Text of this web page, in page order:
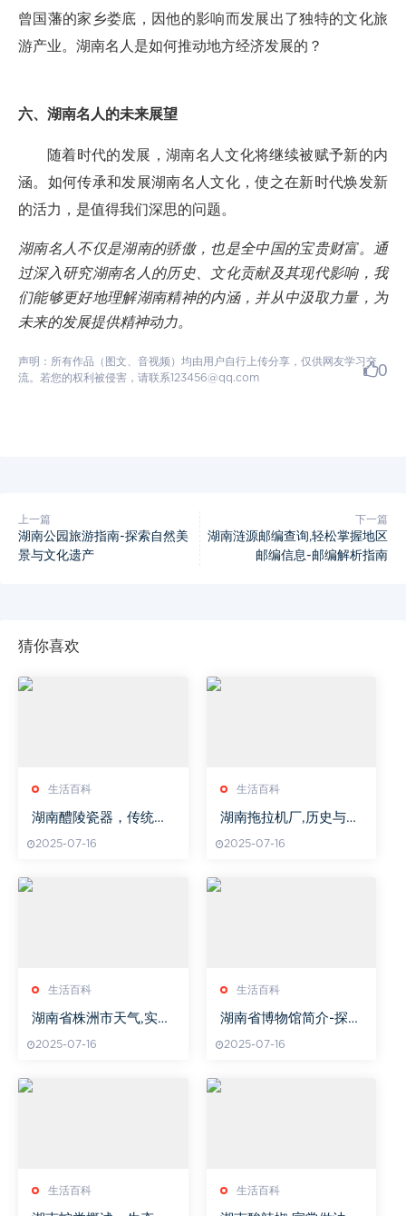
曾国藩的家乡娄底，因他的影响而发展出了独特的文化旅
游产业。湖南名人是如何推动地方经济发展的？
六、湖南名人的未来展望
随着时代的发展，湖南名人文化将继续被赋予新的内
涵。如何传承和发展湖南名人文化，使之在新时代焕发新
的活力，是值得我们深思的问题。
湖南名人不仅是湖南的骄傲，也是全中国的宝贵财富。通
过深入研究湖南名人的历史、文化贡献及其现代影响，我
们能够更好地理解湖南精神的内涵，并从中汲取力量，为
未来的发展提供精神动力。
声明：所有作品（图文、音视频）均由用户自行上传分享，仅供网友学习交
流。若您的权利被侵害，请联系123456@qq.com
0
上一篇
湖南公园旅游指南-探索自然美
景与文化遗产
下一篇
湖南涟源邮编查询,轻松掌握地区
邮编信息-邮编解析指南
猜你喜欢
生活百科
湖南醴陵瓷器，传统工
制作流程与鉴赏要点解
2025-07-16
生活百科
湖南拖拉机厂,历史与创
新篇章
2025-07-16
生活百科
湖南省株洲市天气,实时
2025-07-16
生活百科
湖南省博物馆简介-探寻
2025-07-16
生活百科 生活百科